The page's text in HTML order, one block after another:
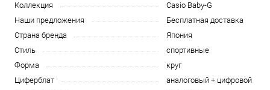
Коллекция
Casio Baby-G
Наши предложения
Бесплатная доставка
Страна бренда
Япония
Стиль
спортивные
Форма
круг
Циферблат
аналоговый + цифровой